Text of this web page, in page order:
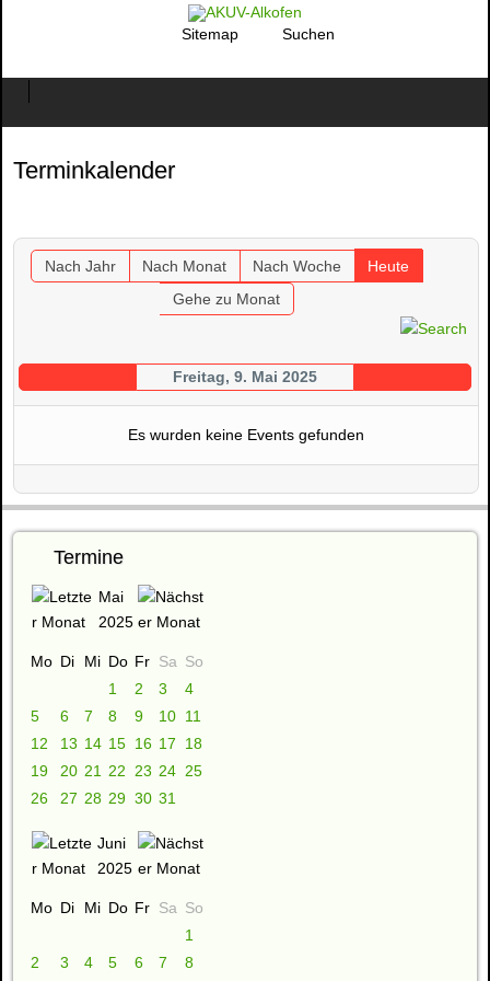
Sitemap Suchen
Terminkalender
Nach Jahr Nach Monat Nach Woche
Heute
Gehe zu Monat
Freitag, 9. Mai 2025
Es wurden keine Events gefunden
Termine
Mai
2025
Mo Di Mi Do Fr Sa So
1
2 3
4
5
6 7 8 9 10 11
12
13 14 15 16 17
18
19
20 21 22 23 24 25
26
27 28 29 30 31
Juni
2025
Mo Di Mi Do Fr Sa So
1
2
3 4 5 6 7
8